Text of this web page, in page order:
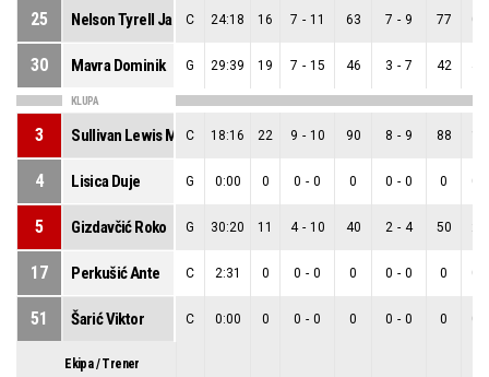
25 Nelson Tyrell Jamal
C 24:18 16 7 - 11 63 7 - 9 77 0
30 Mavra Dominik G 29:39 19 7 - 15 46 3 - 7 42 4
KLUPA
3 C 18:16 22 9 - 10 90 8 - 9 88 1
4 Lisica Duje G 0:00 0 0 - 0 0 0 - 0 0 0
5 Gizdavčić Roko G 30:20 11 4 - 10 40 2 - 4 50
17 Perkušić Ante C 2:31 0 0 - 0 0 0 - 0 0 0
51 Šarić Viktor C 0:00 0 0 - 0 0 0 - 0 0 0
Ekipa / Trener